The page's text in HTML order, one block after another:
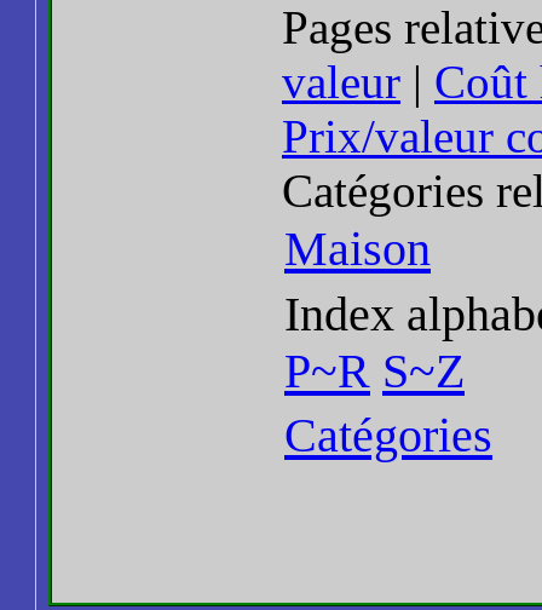
Pages
valeur | Coût
Prix/valeur
Catégories
Maison
Index
P~R S~Z
Catégories